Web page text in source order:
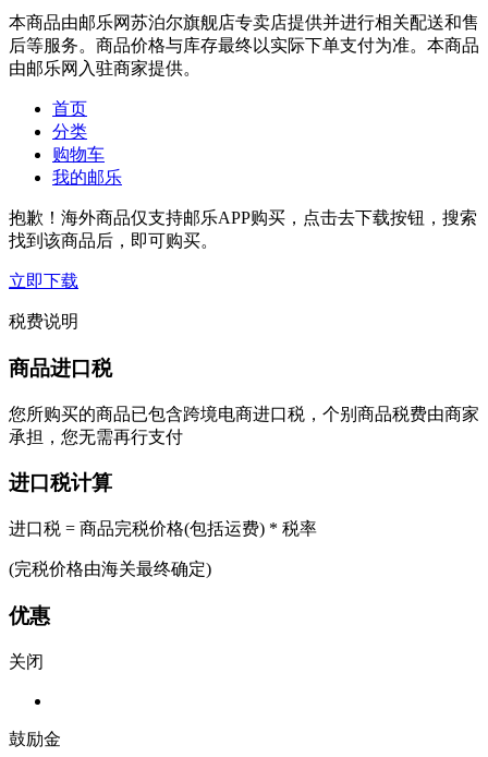
本商品由邮乐网苏泊尔旗舰店专卖店提供并进行相关配送和售
后等服务。商品价格与库存最终以实际下单支付为准。本商品
由邮乐网入驻商家提供。
首页
分类
购物车
我的邮乐
抱歉！海外商品仅支持邮乐APP购买，点击去下载按钮，搜索
找到该商品后，即可购买。
立即下载
税费说明
商品进口税
您所购买的商品已包含跨境电商进口税，个别商品税费由商家
承担，您无需再行支付
进口税计算
进口税 = 商品完税价格(包括运费) * 税率
(完税价格由海关最终确定)
优惠
关闭
鼓励金